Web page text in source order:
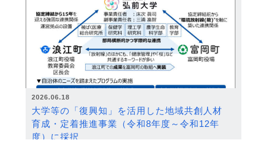
2026.06.18
大学等の「復興知」を活用した地域共創人材
育成・定着推進事業（令和8年度～令和12年
度）に採択